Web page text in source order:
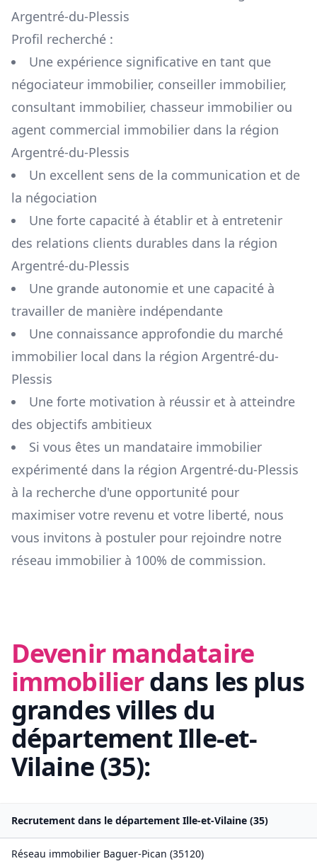
Argentré-du-Plessis
Profil recherché :
Une expérience significative en tant que
négociateur immobilier, conseiller immobilier,
consultant immobilier, chasseur immobilier ou
agent commercial immobilier dans la région
Argentré-du-Plessis
Un excellent sens de la communication et de
la négociation
Une forte capacité à établir et à entretenir
des relations clients durables dans la région
Argentré-du-Plessis
Une grande autonomie et une capacité à
travailler de manière indépendante
Une connaissance approfondie du marché
immobilier local dans la région Argentré-du-
Plessis
Une forte motivation à réussir et à atteindre
des objectifs ambitieux
Si vous êtes un mandataire immobilier
expérimenté dans la région Argentré-du-Plessis
à la recherche d'une opportunité pour
maximiser votre revenu et votre liberté, nous
vous invitons à postuler pour rejoindre notre
réseau immobilier à 100% de commission.
Devenir mandataire
immobilierdans les plus
grandes villes du
départementIlle-et-
Vilaine(35):
Recrutement dans le département Ille-et-Vilaine (35)
Réseau immobilier Baguer-Pican (35120)